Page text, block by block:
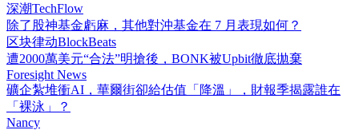
深潮TechFlow
除了股神基金虧麻，其他對沖基金在 7 月表現如何？
区块律动BlockBeats
遭2000萬美元“合法”明搶後，BONK被Upbit徹底拋棄
Foresight News
礦企紮堆衝AI，華爾街卻給估值「降溫」，財報季揭露誰在
「裸泳」？
Nancy